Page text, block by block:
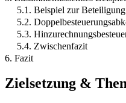
5.1. Beispiel zur
5.2.
5.3.
5.4. Zwischenfazit
6. Fazit
Zielsetzung &